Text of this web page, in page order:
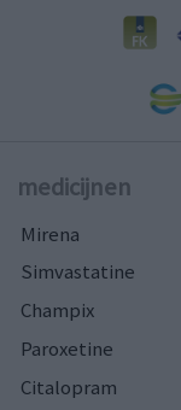
medicijnen
Mirena
Simvastatine
Champix
Paroxetine
Citalopram